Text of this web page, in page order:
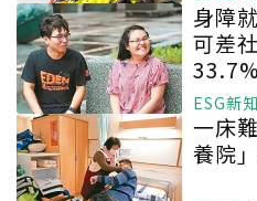
身障
可差
ESG新知
一床
養院